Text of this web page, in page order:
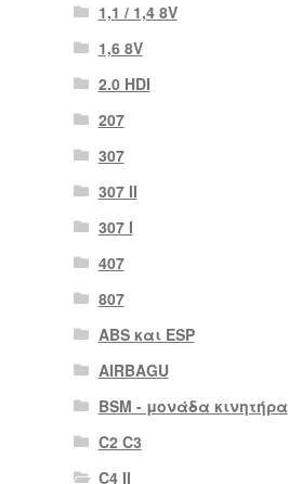
1,1 / 1,4 8V
1,6 8V
2.0 HDI
207
307
307 II
307 Ι
407
807
ABS και ESP
AIRBAGU
BSM - μονάδα κινητήρα
C2 C3
C4 II